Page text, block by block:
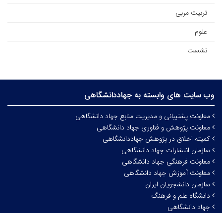
تربیت مربی
علوم
نشست
وب سایت های وابسته به جهاددانشگاهی
معاونت پشتیبانی و مدیریت منابع جهاد دانشگاهی
معاونت پژوهش و فناوری جهاد دانشگاهی
کمیته اخلاق در پژوهش جهاددانشگاهی
سازمان انتشارات جهاد دانشگاهی
معاونت فرهنگی جهاد دانشگاهی
معاونت آموزش جهاد دانشگاهی
سازمان دانشجویان ایران
دانشگاه علم و فرهنگ
جهاد دانشگاهی